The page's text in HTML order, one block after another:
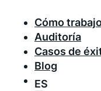
Cómo
Auditoría
Casos de
Blog
ES